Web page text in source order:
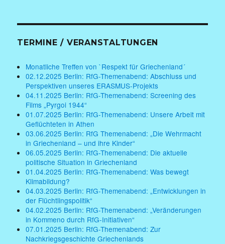
TERMINE / VERANSTALTUNGEN
Monatliche Treffen von `Respekt für Griechenland´
02.12.2025 Berlin: RfG-Themenabend: Abschluss und
Perspektiven unseres ERASMUS-Projekts
04.11.2025 Berlin: RfG-Themenabend: Screening des
Films „Pyrgoi 1944“
01.07.2025 Berlin: RfG-Themenabend: Unsere Arbeit mit
Geflüchteten in Athen
03.06.2025 Berlin: RfG Themenabend: „Die Wehrmacht
in Griechenland – und ihre Kinder“
06.05.2025 Berlin: RfG-Themenabend: Die aktuelle
politische Situation in Griechenland
01.04.2025 Berlin: RfG-Themenabend: Was bewegt
Klimabildung?
04.03.2025 Berlin: RfG-Themenabend: „Entwicklungen in
der Flüchtlingspolitik“
04.02.2025 Berlin: RfG-Themenabend: „Veränderungen
in Kommeno durch RfG-Initiativen“
07.01.2025 Berlin: RfG-Themenabend: Zur
Nachkriegsgeschichte Griechenlands